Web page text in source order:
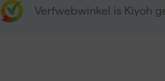
Verfwebwinkel is Kiyoh